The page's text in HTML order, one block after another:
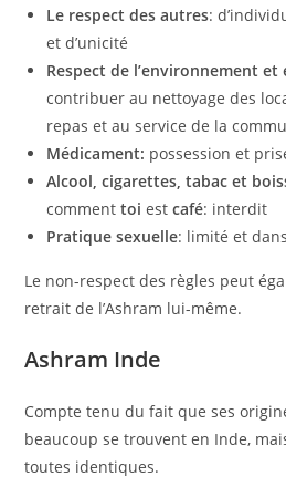
Le respect des autres:
et d’unicité
Respect de l’environnement et
contribuer au nettoyage des
repas et au service de la
Médicament: possession et
Alcool, cigarettes, tabac et
comment toi estcafé: interdit
Pratique sexuelle: limité et
Le non-respect des règles peut
retrait de l’Ashram lui-même.
Ashram Inde
Compte tenu du fait que ses
beaucoup se trouvent en Inde,
toutes identiques.